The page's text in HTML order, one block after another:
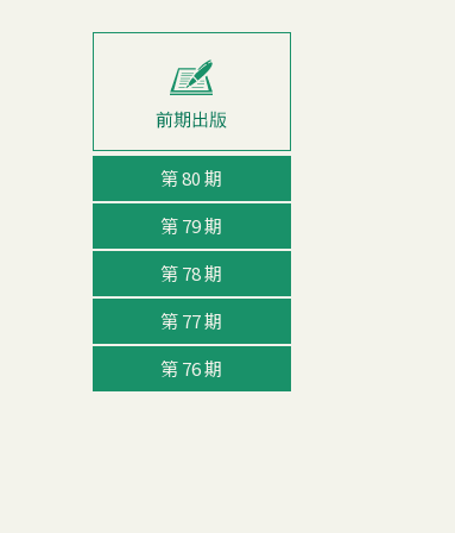
第 80 期
第 79 期
第 78 期
第 77 期
第 76 期